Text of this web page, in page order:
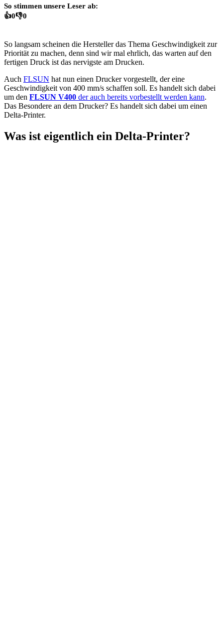
So stimmen unsere Leser ab:
👍0👎0
So langsam scheinen die Hersteller das Thema Geschwindigkeit zur
Priorität zu machen, denn sind wir mal ehrlich, das warten auf den
fertigen Druck ist das nervigste am Drucken.
Auch FLSUN hat nun einen Drucker vorgestellt, der eine
Geschwindigkeit von 400 mm/s schaffen soll. Es handelt sich dabei
um den FLSUN V400 der auch bereits vorbestellt werden kann.
Das Besondere an dem Drucker? Es handelt sich dabei um einen
Delta-Printer.
Was ist eigentlich ein Delta-Printer?